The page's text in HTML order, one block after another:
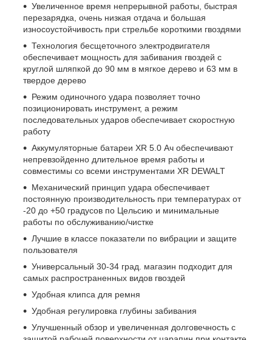
Увеличенное время непрерывной работы, быстрая
перезарядка, очень низкая отдача и большая
износоустойчивость при стрельбе короткими гвоздями
Технология бесщеточного электродвигателя
обеспечивает мощность для забивания гвоздей с
круглой шляпкой до 90 мм в мягкое дерево и 63 мм в
твердое дерево
Режим одиночного удара позволяет точно
позиционировать инструмент, а режим
последовательных ударов обеспечивает скоростную
работу
Аккумуляторные батареи XR 5.0 Ач обеспечивают
непревзойденно длительное время работы и
совместимы со всеми инструментами XR DEWALT
Механический принцип удара обеспечивает
постоянную производительность при температурах от
-20 до +50 градусов по Цельсию и минимальные
работы по обслуживанию/чистке
Лучшие в классе показатели по вибрации и защите
пользователя
Универсальный 30-34 град. магазин подходит для
самых распространенных видов гвоздей
Удобная клипса для ремня
Удобная регулировка глубины забивания
Улучшенный обзор и увеличенная долговечность с